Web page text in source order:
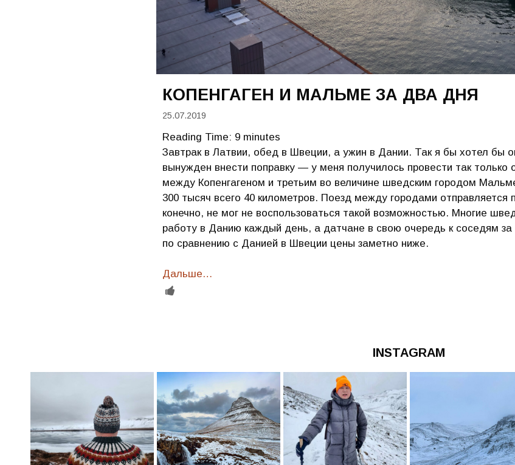
КОПЕНГАГЕН И МАЛЬМЕ ЗА ДВА ДНЯ
25.07.2019
Reading Time: 9 minutes
Завтрак в Латвии, обед в Швеции, а ужин в Дании. Так я бы хотел бы
вынужден внести поправку — у меня получилось провести так
между Копенгагеном и третьим во величине шведским городом
300 тысяч всего 40 километров. Поезд между городами отправляется
конечно, не мог не воспользоваться такой возможностью. Многие
работу в Данию каждый день, а датчане в свою очередь к соседям за
по сравнению с Данией в Швеции цены заметно ниже.
Дальше…
INSTAGRAM